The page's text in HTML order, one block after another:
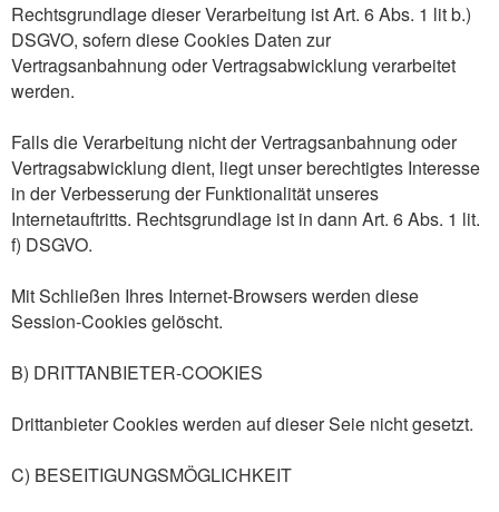
Rechtsgrundlage dieser Verarbeitung ist Art. 6 Abs. 1 lit b.)
DSGVO, sofern diese Cookies Daten zur
Vertragsanbahnung oder Vertragsabwicklung verarbeitet
werden.
Falls die Verarbeitung nicht der Vertragsanbahnung oder
Vertragsabwicklung dient, liegt unser berechtigtes Interesse
in der Verbesserung der Funktionalität unseres
Internetauftritts. Rechtsgrundlage ist in dann Art. 6 Abs. 1 lit.
f) DSGVO.
Mit Schließen Ihres Internet-Browsers werden diese
Session-Cookies gelöscht.
B) DRITTANBIETER-COOKIES
Drittanbieter Cookies werden auf dieser Seie nicht gesetzt.
C) BESEITIGUNGSMÖGLICHKEIT